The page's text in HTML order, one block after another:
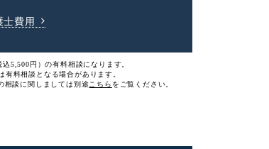
士費用
5,500円）の有料相談になります。
料相談となる場合があります。
相談に関しましては 別途 こちら をご覧ください。